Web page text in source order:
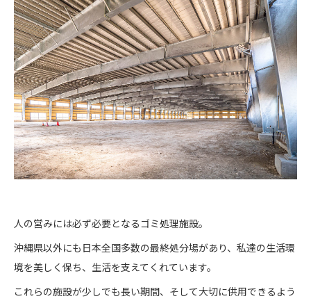
人の営みには必ず必要となるゴミ処理施設。
沖縄県以外にも日本全国多数の最終処分場があり、私達の生活環
境を美しく保ち、生活を支えてくれています。
これらの施設が少しでも長い期間、そして大切に供用できるよう